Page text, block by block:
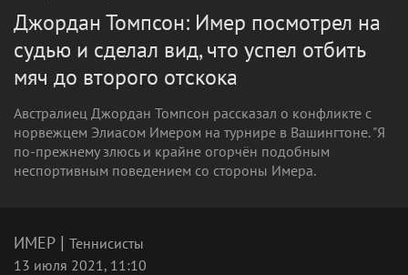
Джордан Томпсон: Имер посмотрел на
судью и сделал вид, что успел отбить
мяч до второго отскока
Австралиец Джордан Томпсон рассказал о конфликте с
норвежцем Элиасом Имером на турнире в Вашингтоне. "Я
по-прежнему злюсь и крайне огорчён подобным
неспортивным поведением со стороны Имера.
ИМЕР | Теннисисты
13 июля 2021, 11:10